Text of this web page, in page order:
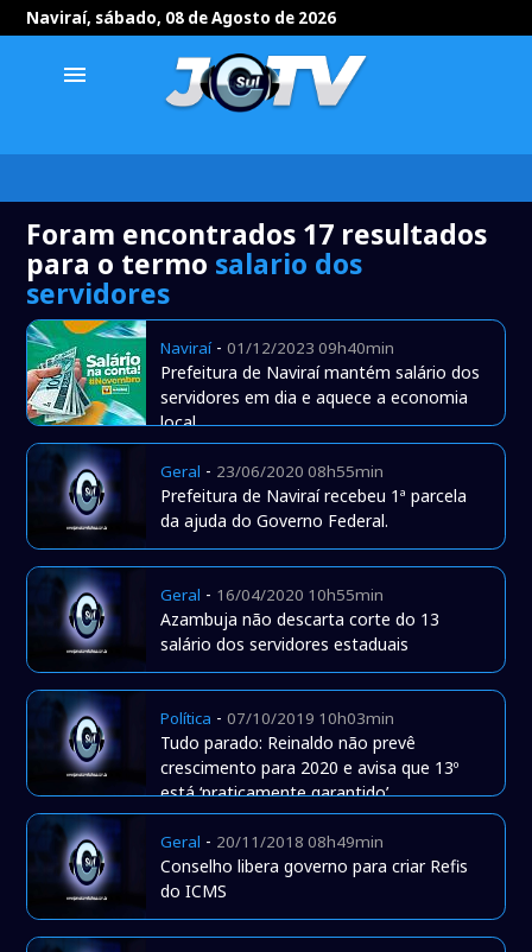
Naviraí, sábado, 08 de Agosto de 2026
menu
Foram encontrados 17 resultados
para o termo salario dos
servidores
Naviraí-01/12/2023 09h40min
Prefeitura de Naviraí mantém salário dos
servidores em dia e aquece a economia
local
Geral - 23/06/2020 08h55min
Prefeitura de Naviraí recebeu 1ª parcela
da ajuda do Governo Federal.
Geral - 16/04/2020 10h55min
Azambuja não descarta corte do 13
salário dos servidores estaduais
Política -07/10/2019 10h03min
Tudo parado: Reinaldo não prevê
crescimento para 2020 e avisa que 13º
está ‘praticamente garantido’
Geral - 20/11/2018 08h49min
Conselho libera governo para criar Refis
do ICMS